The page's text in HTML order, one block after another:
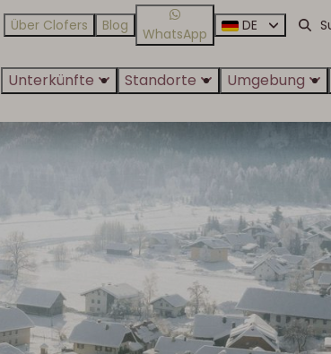
Über Clofers Blog WhatsApp DE
Unterkünfte Standorte Umgebung